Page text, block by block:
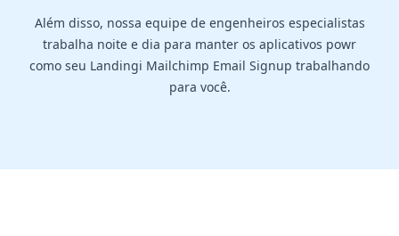
Além disso, nossa equipe de engenheiros especialistas
trabalha noite e dia para manter os aplicativos powr
como seu Landingi Mailchimp Email Signup trabalhando
para você.